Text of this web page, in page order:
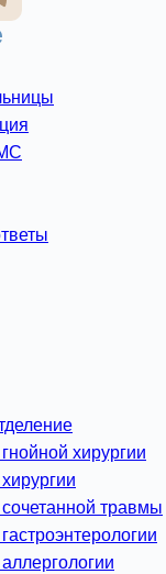
хирургии
травмы